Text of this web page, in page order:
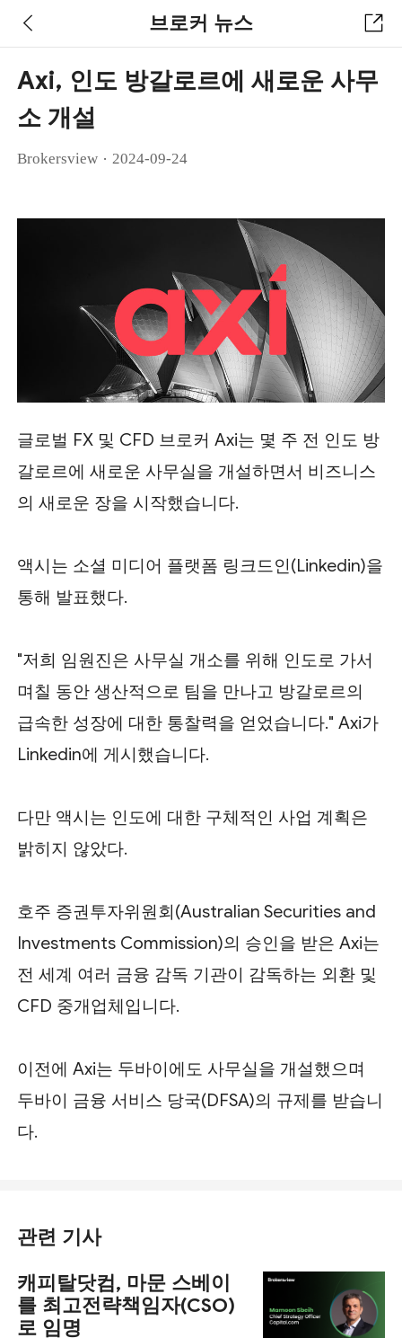
브로커 뉴스
Axi, 인도 방갈로르에 새로운 사무
소 개설
Brokersview · 2024-09-24
글로벌 FX 및 CFD 브로커 Axi는 몇 주 전 인도 방
갈로르에 새로운 사무실을 개설하면서 비즈니스
의 새로운 장을 시작했습니다.
액시는 소셜 미디어 플랫폼 링크드인(Linkedin)을
통해 발표했다.
"저희 임원진은 사무실 개소를 위해 인도로 가서
며칠 동안 생산적으로 팀을 만나고 방갈로르의
급속한 성장에 대한 통찰력을 얻었습니다." Axi가
Linkedin에 게시했습니다.
다만 액시는 인도에 대한 구체적인 사업 계획은
밝히지 않았다.
호주 증권투자위원회(Australian Securities and
Investments Commission)의 승인을 받은 Axi는
전 세계 여러 금융 감독 기관이 감독하는 외환 및
CFD 중개업체입니다.
이전에 Axi는 두바이에도 사무실을 개설했으며
두바이 금융 서비스 당국(DFSA)의 규제를 받습니
다.
관련 기사
캐피탈닷컴, 마문 스베이
를 최고전략책임자(CSO)
로 임명